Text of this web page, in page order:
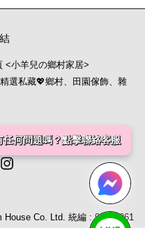
<小羊兒の鄉村家居>
選私藏💖鄉村、田園傢飾、雜
Instagram
House Co. Ltd. 統編 : 90406261
任何問題嗎？點擊聯絡客服